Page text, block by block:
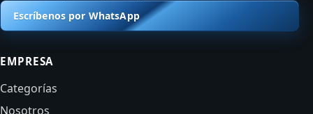
Escríbenos por WhatsApp
EMPRESA
Categorías
Nosotros